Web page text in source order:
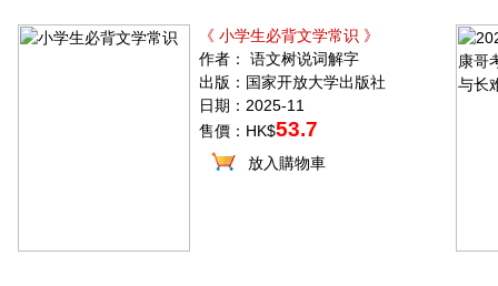
《 小学生必背文学常识 》
作者： 语文树说词解字
出版：国家开放大学出版社
日期：2025-11
售價：HK$53.7
放入購物車